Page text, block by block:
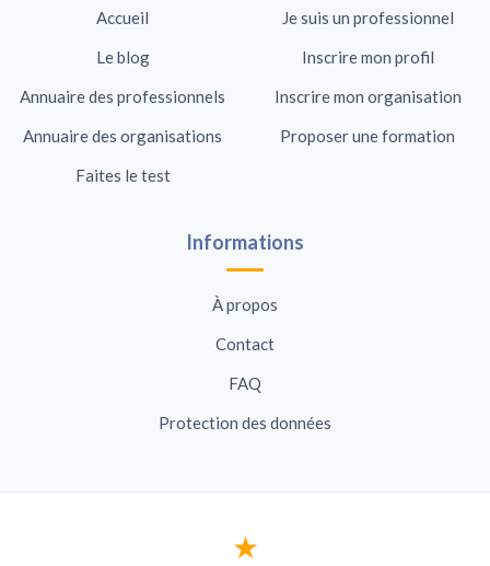
Accueil
Le blog
Annuaire des professionnels
Annuaire des organisations
Faites le test
Je suis un professionnel
Inscrire mon profil
Inscrire mon organisation
Proposer une formation
Informations
À propos
Contact
FAQ
Protection des données
★